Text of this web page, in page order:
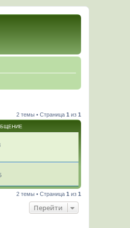
2 темы • Страница 1 из 1
2 темы • Страница 1 из 1
Перейти